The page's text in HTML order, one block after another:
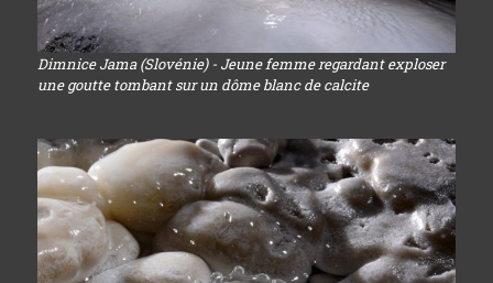
Dimnice Jama (Slovénie) - Jeune femme regardant exploser
une goutte tombant sur un dôme blanc de calcite